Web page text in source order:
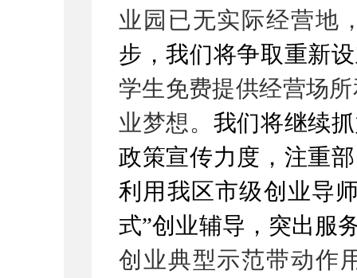
业园已无实际经营地
步，我们将争取重新
学生免费提供经营场
业梦想。 我们将继续
政策宣传力度，注重
利用我区市级创业导
式”创业辅导，突出服
创业典型示范带动作